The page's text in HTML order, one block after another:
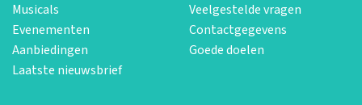
Musicals
Evenementen
Aanbiedingen
Laatste nieuwsbrief
Veelgestelde vragen
Contactgegevens
Goede doelen